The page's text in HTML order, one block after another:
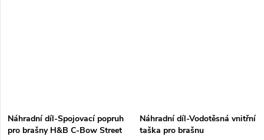
Náhradní díl-Spojovací popruh
pro brašny H&B C-Bow Street
Náhradní díl-Vodotěsná vnitřní
taška pro brašnu